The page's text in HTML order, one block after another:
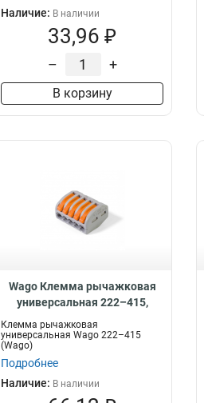
Наличие: В наличии
33,96 ₽
– +
В корзину
Wago Клемма рычажковая
универсальная 222–415,
Клемма рычажковая
универсальная Wago 222–415
(Wago)
Подробнее
Наличие: В наличии